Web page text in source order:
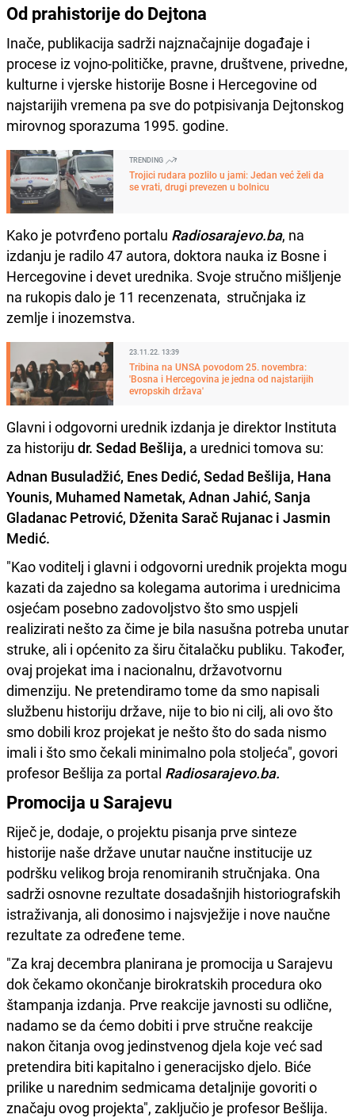
Od prahistorije do Dejtona
Inače, publikacija sadrži najznačajnije događaje i
procese iz vojno-političke, pravne, društvene, privedne,
kulturne i vjerske historije Bosne i Hercegovine od
najstarijih vremena pa sve do potpisivanja Dejtonskog
mirovnog sporazuma 1995. godine.
TRENDING
Trojici rudara pozlilo u jami: Jedan već želi da
se vrati, drugi prevezen u bolnicu
Kako je potvrđeno portalu Radiosarajevo.ba, na
izdanju je radilo 47 autora, doktora nauka iz Bosne i
Hercegovine i devet urednika. Svoje stručno mišljenje
na rukopis dalo je 11 recenzenata, stručnjaka iz
zemlje i inozemstva.
23.11.22. 13:39
Tribina na UNSA povodom 25. novembra:
'Bosna i Hercegovina je jedna od najstarijih
evropskih država'
Glavni i odgovorni urednik izdanja je direktor Instituta
za historiju dr. Sedad Bešlija, a urednici tomova su:
Adnan Busuladžić, Enes Dedić, Sedad Bešlija, Hana
Younis, Muhamed Nametak, Adnan Jahić, Sanja
Gladanac Petrović, Dženita Sarač Rujanac i Jasmin
Medić.
"Kao voditelj i glavni i odgovorni urednik projekta mogu
kazati da zajedno sa kolegama autorima i urednicima
osjećam posebno zadovoljstvo što smo uspjeli
realizirati nešto za čime je bila nasušna potreba unutar
struke, ali i općenito za širu čitalačku publiku. Također,
ovaj projekat ima i nacionalnu, državotvornu
dimenziju. Ne pretendiramo tome da smo napisali
službenu historiju države, nije to bio ni cilj, ali ovo što
smo dobili kroz projekat je nešto što do sada nismo
imali i što smo čekali minimalno pola stoljeća", govori
profesor Bešlija za portal Radiosarajevo.ba.
Promocija u Sarajevu
Riječ je, dodaje, o projektu pisanja prve sinteze
historije naše države unutar naučne institucije uz
podršku velikog broja renomiranih stručnjaka. Ona
sadrži osnovne rezultate dosadašnjih historiografskih
istraživanja, ali donosimo i najsvježije i nove naučne
rezultate za određene teme.
"Za kraj decembra planirana je promocija u Sarajevu
dok čekamo okončanje birokratskih procedura oko
štampanja izdanja. Prve reakcije javnosti su odlične,
nadamo se da ćemo dobiti i prve stručne reakcije
nakon čitanja ovog jedinstvenog djela koje već sad
pretendira biti kapitalno i generacijsko djelo. Biće
prilike u narednim sedmicama detaljnije govoriti o
značaju ovog projekta", zaključio je profesor Bešlija.